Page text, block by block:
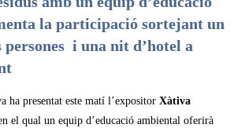
la participació sortejant un
persones i una nit d’hotel a
ha presentat este matí l’expositor Xàtiva
el qual un equip d’educació ambiental oferirà